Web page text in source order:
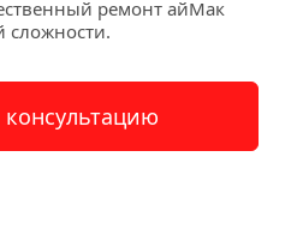
ремонт айМак
сложности.